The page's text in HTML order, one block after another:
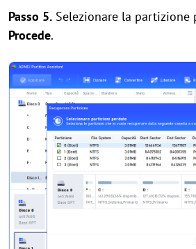
Passo 5. Selezionare la partizione
Procede.